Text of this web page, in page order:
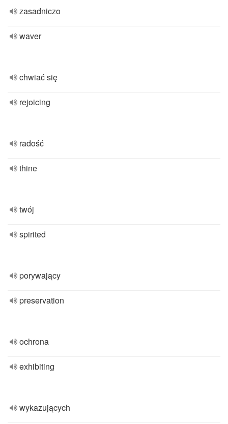
zasadniczo
waver
chwiać się
rejoicing
radość
thine
twój
spirited
porywający
preservation
ochrona
exhibiting
wykazujących